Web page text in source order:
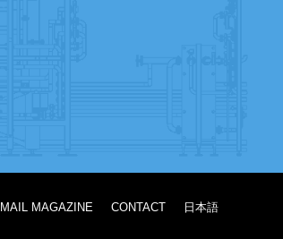
MAIL MAGAZINE CONTACT 日本語